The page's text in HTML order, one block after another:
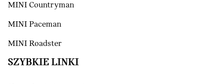
MINI Countryman
MINI Paceman
MINI Roadster
SZYBKIE LINKI